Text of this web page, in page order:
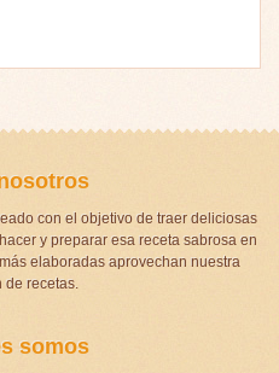
con el objetivo de traer deliciosas
y preparar esa receta sabrosa en
elaboradas aprovechan nuestra
de recetas.
somos